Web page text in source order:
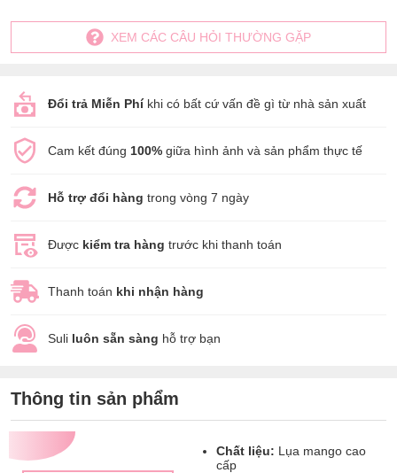
XEM CÁC CÂU HỎI THƯỜNG GẶP
Đổi trả Miễn Phíkhi có bất cứ vấn đề gì từ nhà sản xuất
Cam kết đúng 100% giữa hình ảnh và sản phẩm thực tế
Hỗ trợ đổi hàng trong vòng 7 ngày
Được kiểm tra hàng trước khi thanh toán
Thanh toán khi nhận hàng
Suli luôn sẵn sàng hỗ trợ bạn
Thông tin sản phẩm
Chất liệu: Lụa mango cao
cấp